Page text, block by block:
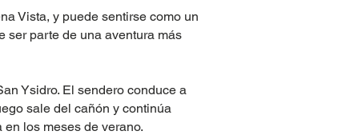
Vista, y puede sentirse como un
ser parte de una aventura más
Ysidro. El sendero conduce a
sale del cañón y continúa
los meses de verano.